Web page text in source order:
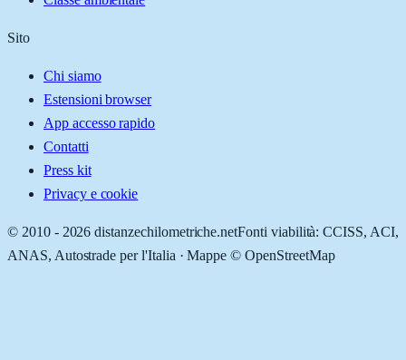
Sito
Chi siamo
Estensioni browser
App accesso rapido
Contatti
Press kit
Privacy e cookie
© 2010 - 2026 distanzechilometriche.netFonti viabilità: CCISS, ACI,
ANAS, Autostrade per l'Italia · Mappe © OpenStreetMap